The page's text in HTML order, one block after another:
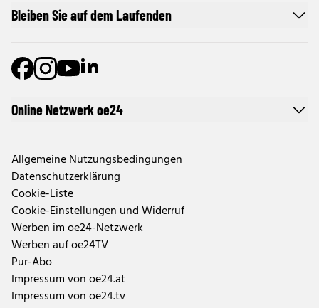
Online Netzwerk oe24
Allgemeine Nutzungsbedingungen
Datenschutzerklärung
Cookie-Liste
Cookie-Einstellungen und Widerruf
Werben im oe24-Netzwerk
Werben auf oe24TV
Pur-Abo
Impressum von oe24.at
Impressum von oe24.tv
Bleiben Sie auf dem Laufenden